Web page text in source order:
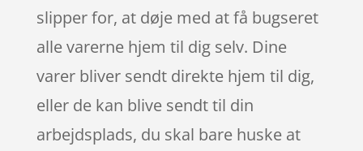
slipper for, at døje med at få bugseret
alle varerne hjem til dig selv. Dine
varer bliver sendt direkte hjem til dig,
eller de kan blive sendt til din
arbejdsplads, du skal bare huske at